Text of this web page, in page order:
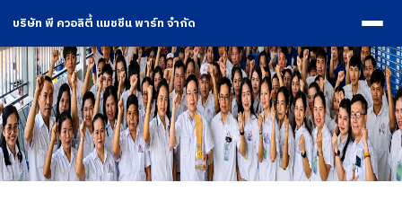
บริษัท พี ควอลิตี้ แมชชีน พาร์ท จำกัด